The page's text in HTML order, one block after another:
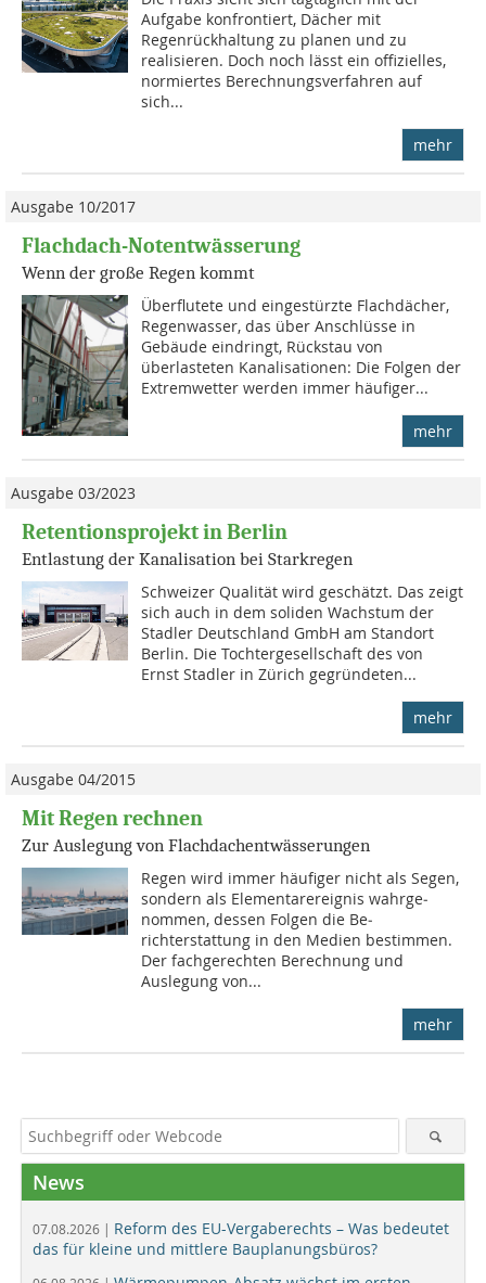
Aufgabe konfrontiert, Dächer mit
Regenrückhaltung zu planen und zu
realisieren. Doch noch lässt ein offizielles,
normiertes Berechnungsverfahren auf
sich...
mehr
Ausgabe 10/2017
Flachdach-Notentwässerung
Wenn der große Regen kommt
Überflutete und eingestürzte Flachdächer,
Regenwasser, das über Anschlüsse in
Gebäude eindringt, Rückstau von
überlasteten Kanalisationen: Die Folgen der
Extremwetter werden immer häufiger...
mehr
Ausgabe 03/2023
Retentionsprojekt in Berlin
Entlastung der Kanalisation bei Starkregen
Schweizer Qualität wird geschätzt. Das zeigt
sich auch in dem soliden Wachstum der
Stadler Deutschland GmbH am Standort
Berlin. Die Tochtergesellschaft des von
Ernst Stadler in Zürich gegründeten...
mehr
Ausgabe 04/2015
Mit Regen rechnen
Zur Auslegung von Flachdachentwässerungen
Regen wird immer häufiger nicht als Segen,
sondern als Elementarereignis wahrge­
nommen, dessen Folgen die Be­
richterstattung in den Medien bestimmen.
Der fachgerechten Berechnung und
Auslegung von...
mehr
News
07.08.2026 | Reform des EU-Vergaberechts – Was bedeutet
das für kleine und mittlere Bauplanungsbüros?